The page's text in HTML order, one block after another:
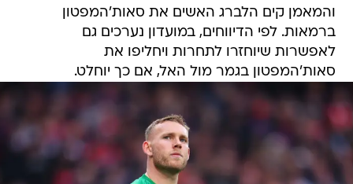
והמאמן קים הלברג האשים את סאות'המפטון
ברמאות. לפי הדיווחים, במועדון נערכים גם
לאפשרות שיוחזרו לתחרות ויחליפו את
סאות'המפטון בגמר מול האל, אם כך יוחלט.